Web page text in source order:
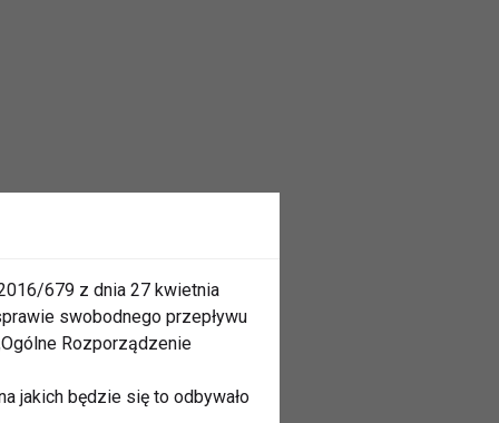
679 z dnia 27 kwietnia
swobodnego przepływu
Rozporządzenie
jakich będzie się to odbywało